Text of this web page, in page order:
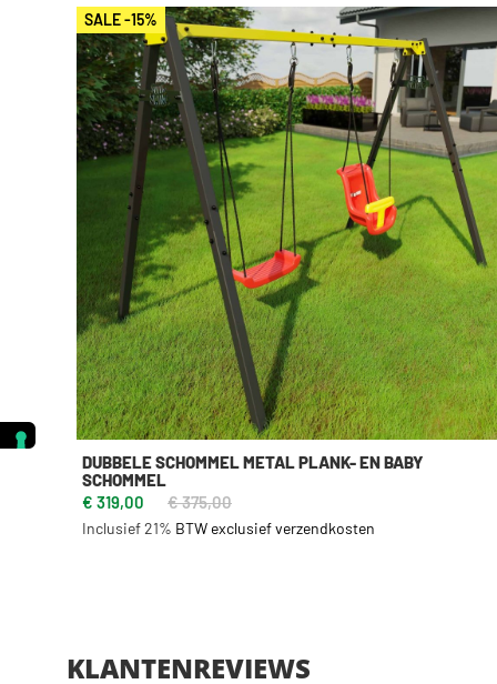
SALE -15%
DUBBELE SCHOMMEL METAL PLANK- EN BABY
SCHOMMEL
€ 319,00
€ 375,00
Inclusief 21% BTW exclusief verzendkosten
KLANTENREVIEWS